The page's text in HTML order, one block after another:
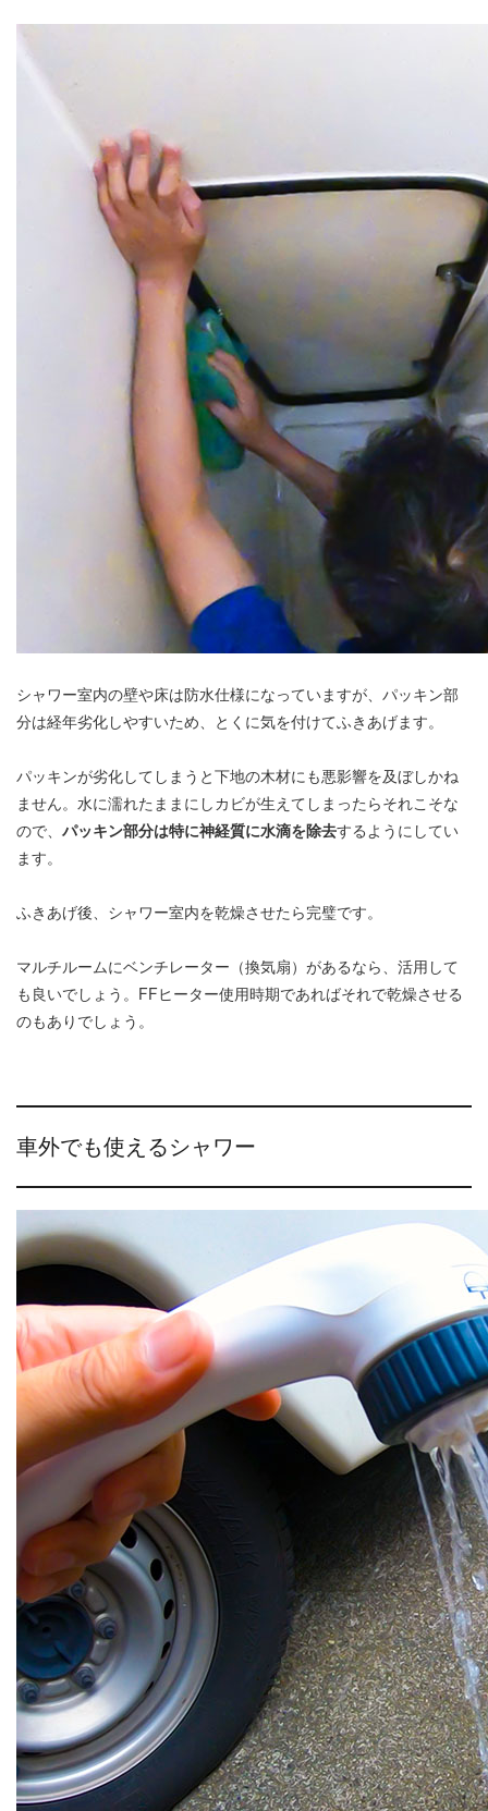
シャワー室内の壁や床は防水仕様になっていますが、パッキン部
分は経年劣化しやすいため、とくに気を付けてふきあげます。
パッキンが劣化してしまうと下地の木材にも悪影響を及ぼしかね
ません。水に濡れたままにしカビが生えてしまったらそれこそな
ので、 パッキン部分は特に神経質に水滴を除去するようにしてい
ます。
ふきあげ後、シャワー室内を乾燥させたら完璧です。
マルチルームにベンチレーター（換気扇）があるなら、活用して
も良いでしょう。FFヒーター使用時期であればそれで乾燥させる
のもありでしょう。
車外でも使えるシャワー